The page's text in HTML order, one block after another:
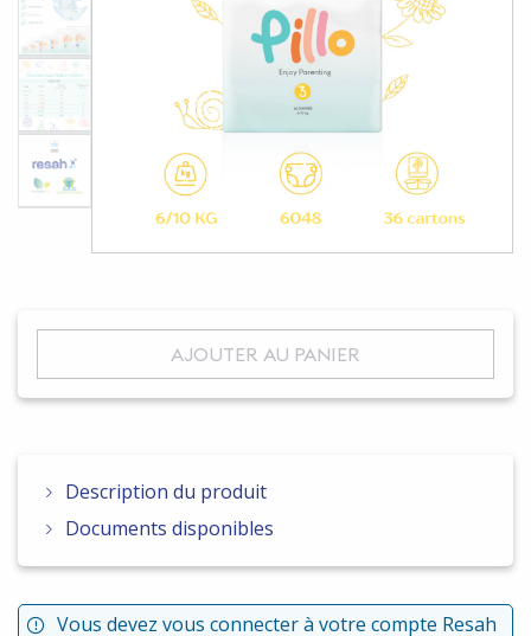
AJOUTER AU PANIER
Description du produit
Documents disponibles
Vous devez vous connecter à votre compte Resah